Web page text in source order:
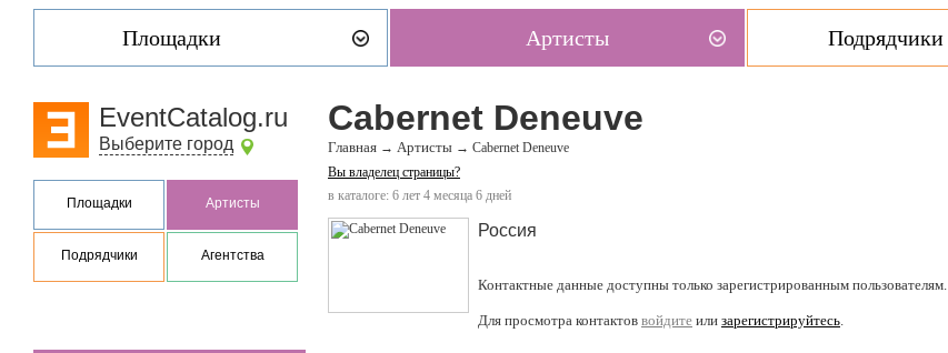
Площадки Артисты Подрядчики
EventCatalog.ru
Выберите город
Площадки Артисты
Подрядчики Агентства
Cabernet Deneuve
Главная → Артисты → Cabernet Deneuve
Вы владелец страницы?
в каталоге: 6 лет 4 месяца 6 дней
Россия
Контактные данные доступны только зарегистрированным пользователям.
Для просмотра контактов войдите или зарегистрируйтесь.